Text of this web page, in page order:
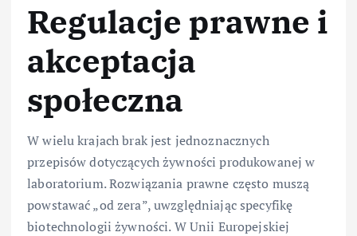
Regulacje prawne i
akceptacja
społeczna
W wielu krajach brak jest jednoznacznych
przepisów dotyczących żywności produkowanej w
laboratorium. Rozwiązania prawne często muszą
powstawać „od zera”, uwzględniając specyfikę
biotechnologii żywności. W Unii Europejskiej